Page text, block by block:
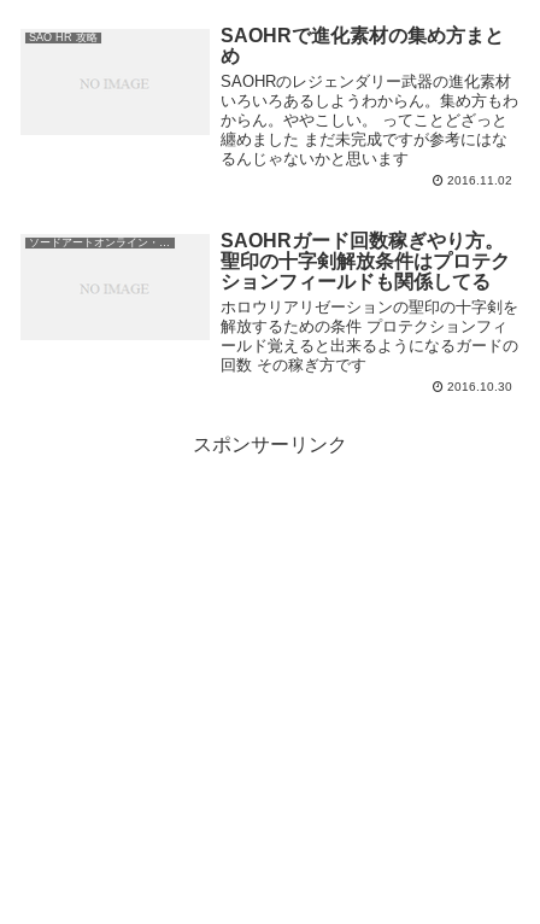
SAO HR 攻略
SAOHRで進化素材の集め方まと
め
SAOHRのレジェンダリー武器の進化素材
いろいろあるしようわからん。集め方もわ
からん。ややこしい。 ってことどざっと
纏めました まだ未完成ですが参考にはな
るんじゃないかと思います
2016.11.02
ソードアートオンライン・ホロウリアリゼーション
SAOHRガード回数稼ぎやり方。
聖印の十字剣解放条件はプロテク
ションフィールドも関係してる
ホロウリアリゼーションの聖印の十字剣を
解放するための条件 プロテクションフィ
ールド覚えると出来るようになるガードの
回数 その稼ぎ方です
2016.10.30
スポンサーリンク